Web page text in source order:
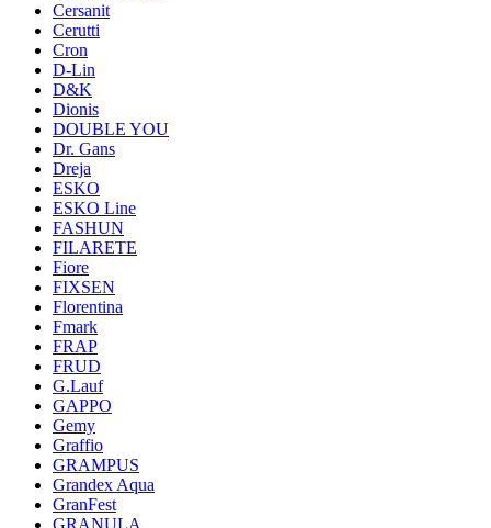
Cersanit
Cerutti
Cron
D-Lin
D&K
Dionis
DOUBLE YOU
Dr. Gans
Dreja
ESKO
ESKO Line
FASHUN
FILARETE
Fiore
FIXSEN
Florentina
Fmark
FRAP
FRUD
G.Lauf
GAPPO
Gemy
Graffio
GRAMPUS
Grandex Aqua
GranFest